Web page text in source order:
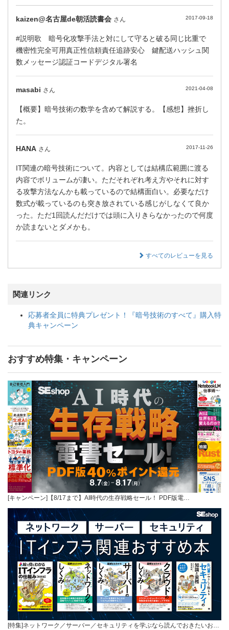
kaizen@名古屋de朝活読書会 さん 2017-09-18
#説明歌 暗号化攻撃手法と対にして守ると破る同じ比重で
機密性完全可用真正性信頼責任追跡安心 鍵配送ハッシュ関
数メッセージ認証コードデジタル署名
masabi さん 2021-04-08
【概要】暗号技術の数学を含めて解説する。【感想】挫折し
た。
HANA さん 2017-11-26
IT関連の暗号技術について。内容としては結構広範囲に渡る
内容でボリュームが凄い。ただそれぞれ考え方やそれに対す
る攻撃方法なんかも載っているので結構面白い。必要なだけ
数式が載っているのも突き放されている感じがしなくて良か
った。ただ1回読んだだけでは頭に入りきらなかったので何度
か読まないとダメかも。
すべてのレビューを見る
関連リンク
応募者全員に特典プレゼント！『暗号技術のすべて』購入特
典キャンペーン
おすすめ特集・キャンペーン
[キャンペーン]【8/17まで】AI時代の生存戦略セール！ PDF版電…
[特集]ネットワーク／サーバー／セキュリティを学ぶなら読んでおきたいお…